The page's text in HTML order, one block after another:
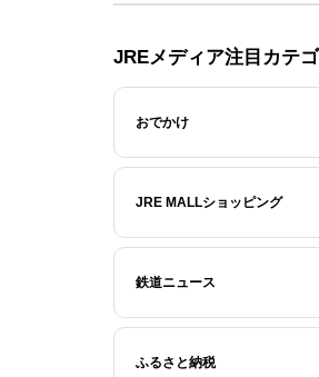
JREメディア注目カテ
おでかけ
JRE MALLショッピング
鉄道ニュース
ふるさと納税